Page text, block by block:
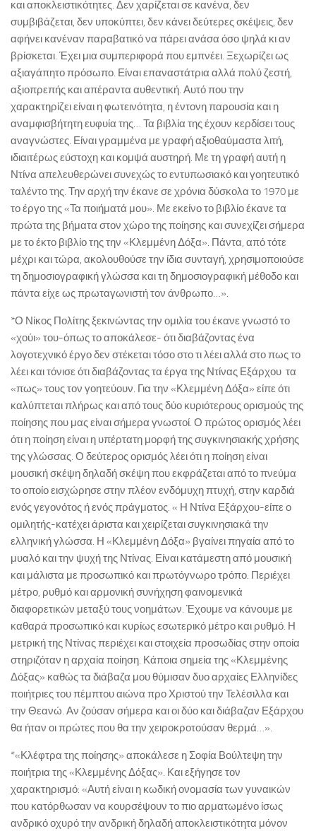
και αποκλειστικότητες. Δεν χαρίζεται σε κανένα, δεν
συμβιβάζεται, δεν υποκύπτει, δεν κάνει δεύτερες σκέψεις, δεν
αφήνει κανέναν παραβατικό να πάρει ανάσα όσο ψηλά κι αν
βρίσκεται. Έχει μια συμπεριφορά που εμπνέει. Ξεχωρίζει ως
αξιαγάπητο πρόσωπο. Είναι επαναστάτρια αλλά πολύ ζεστή,
αξιοπρεπής και απέραντα αυθεντική. Αυτό που την
χαρακτηρίζει είναι η φωτεινότητα, η έντονη παρουσία και η
αναμφισβήτητη ευφυία της… Τα βιβλία της έχουν κερδίσει τους
αναγνώστες. Είναι γραμμένα με γραφή αξιοθαύμαστα λιτή,
ιδιαιτέρως εύστοχη και κομψά αυστηρή. Με τη γραφή αυτή η
Ντίνα απελευθερώνει συνεχώς το εντυπωσιακό και γοητευτικό
ταλέντο της. Την αρχή την έκανε σε χρόνια δύσκολα το 1970 με
το έργο της «Τα ποιήματά μου». Με εκείνο το βιβλίο έκανε τα
πρώτα της βήματα στον χώρο της ποίησης και συνεχίζει σήμερα
με το έκτο βιβλίο της την «Κλεμμένη Δόξα». Πάντα, από τότε
μέχρι και τώρα, ακολουθούσε την ίδια συνταγή, χρησιμοποιούσε
τη δημοσιογραφική γλώσσα και τη δημοσιογραφική μέθοδο και
πάντα είχε ως πρωταγωνιστή τον άνθρωπο…».
*Ο Νίκος Πολίτης ξεκινώντας την ομιλία του έκανε γνωστό το
«χούι» του-όπως το αποκάλεσε- ότι διαβάζοντας ένα
λογοτεχνικό έργο δεν στέκεται τόσο στο τι λέει αλλά στο πως το
λέει και τόνισε ότι διαβάζοντας τα έργα της Ντίνας Εξάρχου τα
«πως» τους τον γοητεύουν. Για την «Κλεμμένη Δόξα» είπε ότι
καλύπτεται πλήρως και από τους δύο κυριότερους ορισμούς της
ποίησης που μας είναι σήμερα γνωστοί. Ο πρώτος ορισμός λέει
ότι η ποίηση είναι η υπέρτατη μορφή της συγκινησιακής χρήσης
της γλώσσας. Ο δεύτερος ορισμός λέει ότι η ποίηση είναι
μουσική σκέψη δηλαδή σκέψη που εκφράζεται από το πνεύμα
το οποίο εισχώρησε στην πλέον ενδόμυχη πτυχή, στην καρδιά
ενός γεγονότος ή ενός πράγματος. « Η Ντίνα Εξάρχου-είπε ο
ομιλητής-κατέχει άριστα και χειρίζεται συγκινησιακά την
ελληνική γλώσσα. Η «Κλεμμένη Δόξα» βγαίνει πηγαία από το
μυαλό και την ψυχή της Ντίνας. Είναι κατάμεστη από μουσική
και μάλιστα με προσωπικό και πρωτόγνωρο τρόπο. Περιέχει
μέτρο, ρυθμό και αρμονική συνήχηση φαινομενικά
διαφορετικών μεταξύ τους νοημάτων. Έχουμε να κάνουμε με
καθαρά προσωπικό και κυρίως εσωτερικό μέτρο και ρυθμό. Η
μετρική της Ντίνας περιέχει και στοιχεία προσωδίας στην οποία
στηριζόταν η αρχαία ποίηση. Κάποια σημεία της «Κλεμμένης
Δόξας» καθώς τα διάβαζα μου θύμισαν δυο αρχαίες Ελληνίδες
ποιήτριες του πέμπτου αιώνα προ Χριστού την Τελέσιλλα και
την Θεανώ. Αν ζούσαν σήμερα και οι δύο και διάβαζαν Εξάρχου
θα ήταν οι πρώτες που θα την χειροκροτούσαν θερμά…».
*«Κλέφτρα της ποίησης» αποκάλεσε η Σοφία Βούλτεψη την
ποιήτρια της «Κλεμμένης Δόξας». Και εξήγησε τον
χαρακτηρισμό: «Αυτή είναι η κωδική ονομασία των γυναικών
που κατόρθωσαν να κουρσέψουν το πιο αρματωμένο ίσως
ανδρικό οχυρό την ανδρική δηλαδή αποκλειστικότητα μόνον